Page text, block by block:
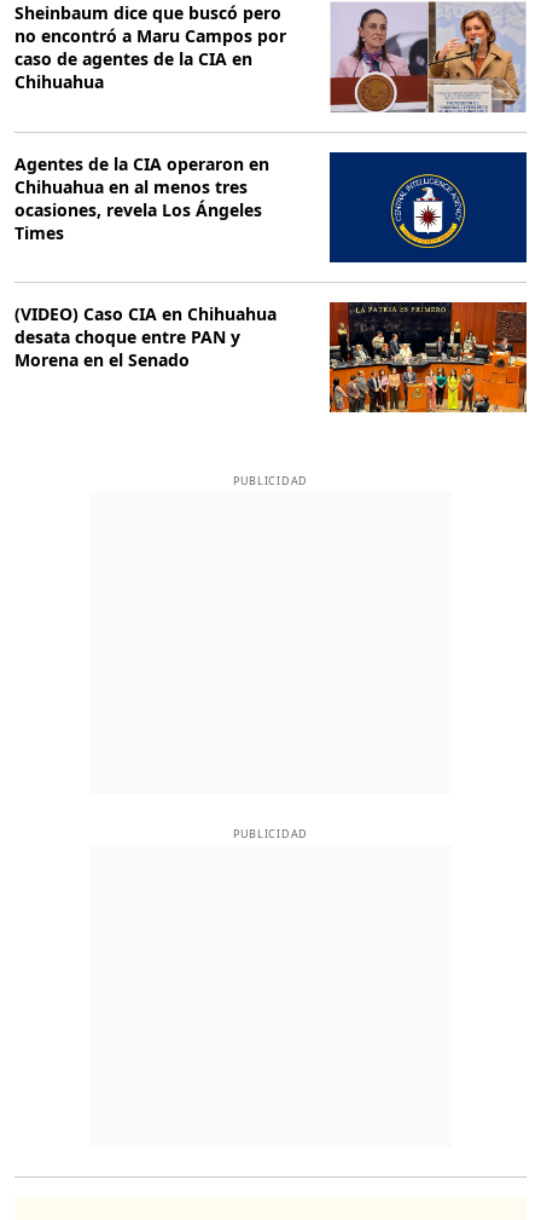
Sheinbaum dice que buscó pero
no encontró a Maru Campos por
caso de agentes de la CIA en
Chihuahua
Agentes de la CIA operaron en
Chihuahua en al menos tres
ocasiones, revela Los Ángeles
Times
(VIDEO) Caso CIA en Chihuahua
desata choque entre PAN y
Morena en el Senado
PUBLICIDAD
PUBLICIDAD